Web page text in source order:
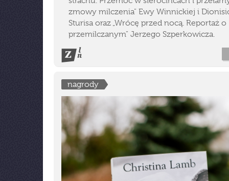
zmowy milczenia" Ewy Winnickiej i
Sturisa oraz „Wrócę przed nocą. Reportaż o
przemilczanym" Jerzego Szperkowicza.
nagrody